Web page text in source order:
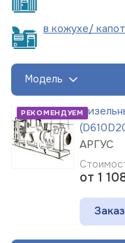
в кожухе/
Модель
РЕКОМЕНДУЕМ
АРГУС
от 1